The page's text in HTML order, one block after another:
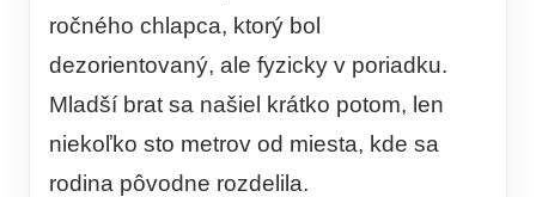
ročného chlapca, ktorý bol
dezorientovaný, ale fyzicky v poriadku.
Mladší brat sa našiel krátko potom, len
niekoľko sto metrov od miesta, kde sa
rodina pôvodne rozdelila.